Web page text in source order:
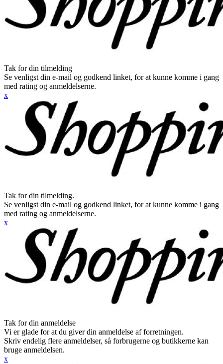
Tak for din tilmelding
Se venligst din e-mail og godkend linket, for at kunne komme i gang
med rating og anmeldelserne.
x
Tak for din tilmelding.
Se venligst din e-mail og godkend linket, for at kunne komme i gang
med rating og anmeldelserne.
x
Tak for din anmeldelse
Vi er glade for at du giver din anmeldelse af forretningen.
Skriv endelig flere anmeldelser, så forbrugerne og butikkerne kan
bruge anmeldelsen.
x